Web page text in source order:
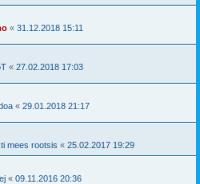
« 31.12.2018 15:11
« 27.02.2018 17:03
« 29.01.2018 21:17
mees rootsis « 25.02.2017 19:29
« 09.11.2016 20:36